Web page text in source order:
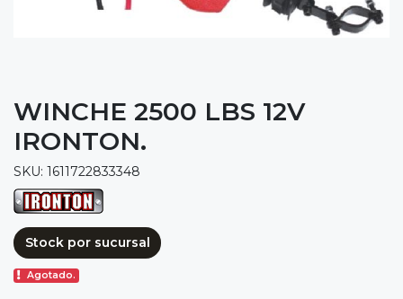
WINCHE 2500 LBS 12V
IRONTON.
SKU: 1611722833348
Stock por sucursal
Agotado.